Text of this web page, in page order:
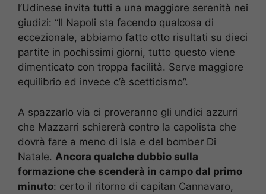
l’Udinese invita tutti a una maggiore serenità nei
giudizi: “Il Napoli sta facendo qualcosa di
eccezionale, abbiamo fatto otto risultati su dieci
partite in pochissimi giorni, tutto questo viene
dimenticato con troppa facilità. Serve maggiore
equilibrio ed invece c’è scetticismo”.
A spazzarlo via ci proveranno gli undici azzurri
che Mazzarri schiererà contro la capolista che
dovrà fare a meno di Isla e del bomber Di
Natale. Ancora qualche dubbio sulla
formazione che scenderà in campo dal primo
minuto: certo il ritorno di capitan Cannavaro,